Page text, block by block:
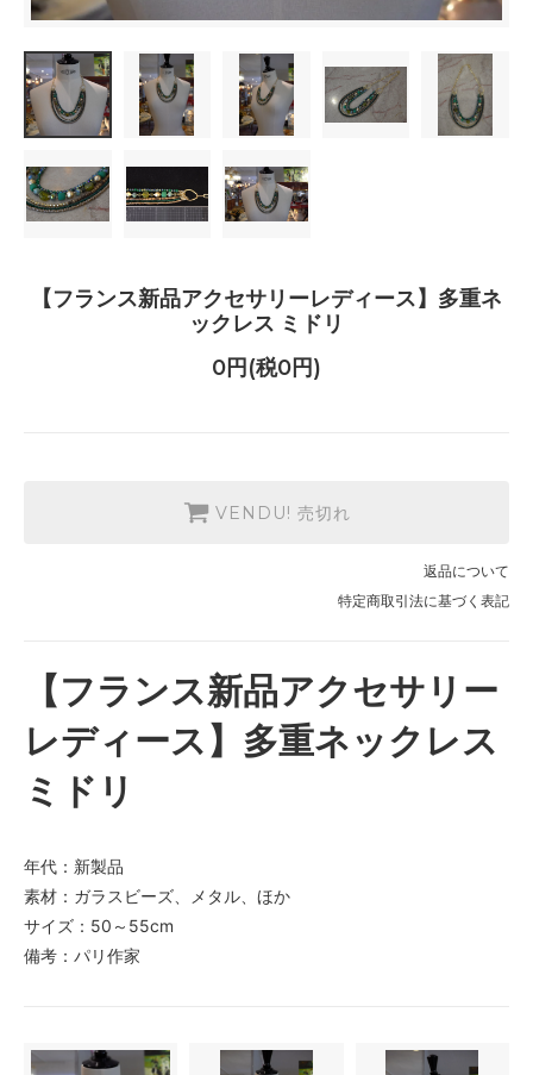
【フランス新品アクセサリーレディース】多重ネ
ックレス ミドリ
0円(税0円)
VENDU! 売切れ
返品について
特定商取引法に基づく表記
【フランス新品アクセサリー
レディース】多重ネックレス
ミドリ
年代：新製品
素材：ガラスビーズ、メタル、ほか
サイズ：50～55cm
備考：パリ作家